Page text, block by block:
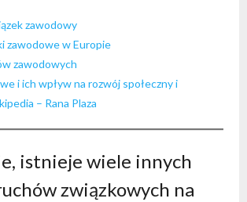
zawodowy
zawodowe w Europie
zawodowych
i ich wpływ na rozwój społeczny i
– Rana Plaza
istnieje wiele innych
związkowych na